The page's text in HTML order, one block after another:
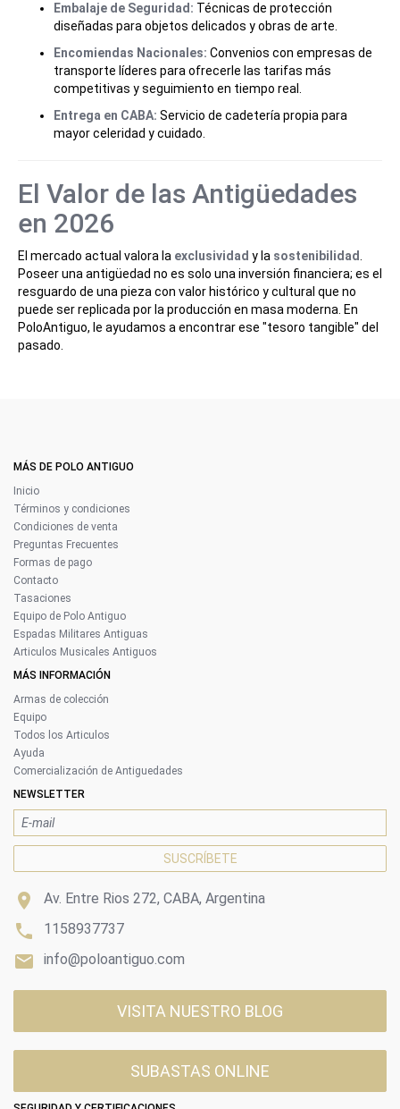
Embalaje de Seguridad: Técnicas de protección
diseñadas para objetos delicados y obras de arte.
Encomiendas Nacionales: Convenios con empresas de
transporte líderes para ofrecerle las tarifas más
competitivas y seguimiento en tiempo real.
Entrega en CABA: Servicio de cadetería propia para
mayor celeridad y cuidado.
El Valor de las Antigüedades
en 2026
El mercado actual valora la exclusividad y la sostenibilidad
Poseer una antigüedad no es solo una inversión financiera; es el
resguardo de una pieza con valor histórico y cultural que no
puede ser replicada por la producción en masa moderna. En
PoloAntiguo, le ayudamos a encontrar ese "tesoro tangible" del
pasado.
MÁS DE POLO ANTIGUO
Inicio
Términos y condiciones
Condiciones de venta
Preguntas Frecuentes
Formas de pago
Contacto
Tasaciones
Equipo de Polo Antiguo
Espadas Militares Antiguas
Articulos Musicales Antiguos
MÁS INFORMACIÓN
Armas de colección
Equipo
Todos los Articulos
Ayuda
Comercialización de Antiguedades
NEWSLETTER
 Av. Entre Rios 272, CABA, Argentina
 1158937737
 info@poloantiguo.com
VISITA NUESTRO BLOG
SUBASTAS ONLINE